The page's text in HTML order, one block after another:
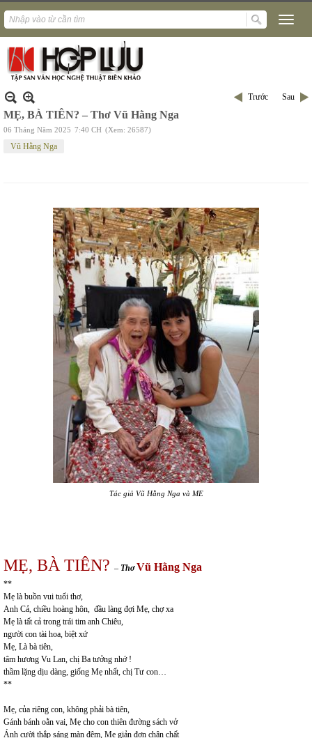
Trước Sau
MẸ, BÀ TIÊN? – Thơ Vũ Hằng Nga
06 Tháng Năm 2025 7:40 CH (Xem: 26587)
Vũ Hằng Nga
Tác giả Vũ Hằng Nga và ME
MẸ, BÀ TIÊN? – ThơVũ Hằng Nga
**
Mẹ là buồn vui tuổi thơ,
Anh Cả, chiều hoàng hôn, đầu làng đợi Mẹ, chợ xa
Mẹ là tất cả trong trái tim anh Chiêu,
người con tài hoa, biệt xứ
Mẹ, Là bà tiên,
tâm hương Vu Lan, chị Ba tưởng nhớ !
thầm lặng dịu dàng, giống Mẹ nhất, chị Tư con…
**
Mẹ, của riêng con, không phải bà tiên,
Gánh bánh oằn vai, Mẹ cho con thiên đường sách vở
Ánh cười thắp sáng màn đêm, Mẹ giản đơn chân chất